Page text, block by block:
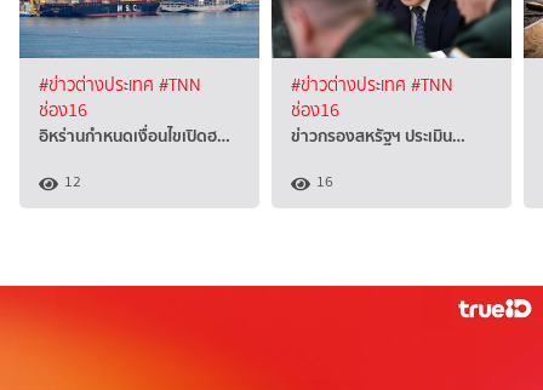
#ข่าวต่างประเทศ #TNN
ช่อง16
อิหร่านกำหนดเงื่อนไขเปิดฮ…
12
#ข่าวต่างประเทศ #TNN
ช่อง16
ข่าวกรองสหรัฐฯ ประเมิน…
16